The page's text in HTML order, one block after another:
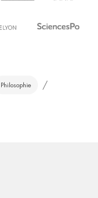
Philosophie /